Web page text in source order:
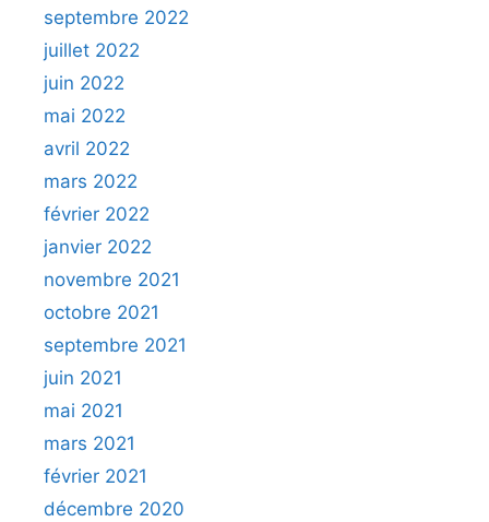
septembre 2022
juillet 2022
juin 2022
mai 2022
avril 2022
mars 2022
février 2022
janvier 2022
novembre 2021
octobre 2021
septembre 2021
juin 2021
mai 2021
mars 2021
février 2021
décembre 2020